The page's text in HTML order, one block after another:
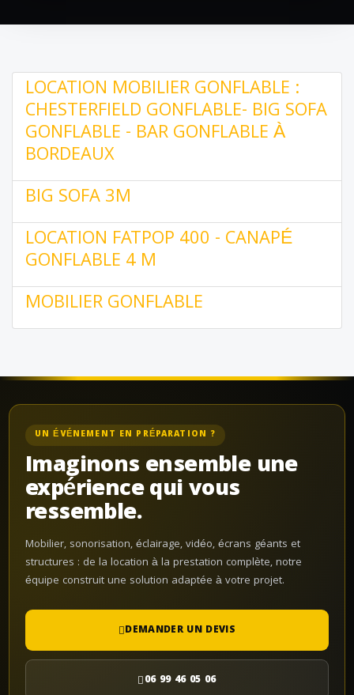
LOCATION MOBILIER GONFLABLE :
CHESTERFIELD GONFLABLE- BIG SOFA
GONFLABLE - BAR GONFLABLE À
BORDEAUX
BIG SOFA 3M
LOCATION FATPOP 400 - CANAPÉ
GONFLABLE 4 M
MOBILIER GONFLABLE
UN ÉVÉNEMENT EN PRÉPARATION ?
Imaginons ensemble une
expérience qui vous
ressemble.
Mobilier, sonorisation, éclairage, vidéo, écrans géants et
structures : de la location à la prestation complète, notre
équipe construit une solution adaptée à votre projet.
DEMANDER UN DEVIS
06 99 46 05 06